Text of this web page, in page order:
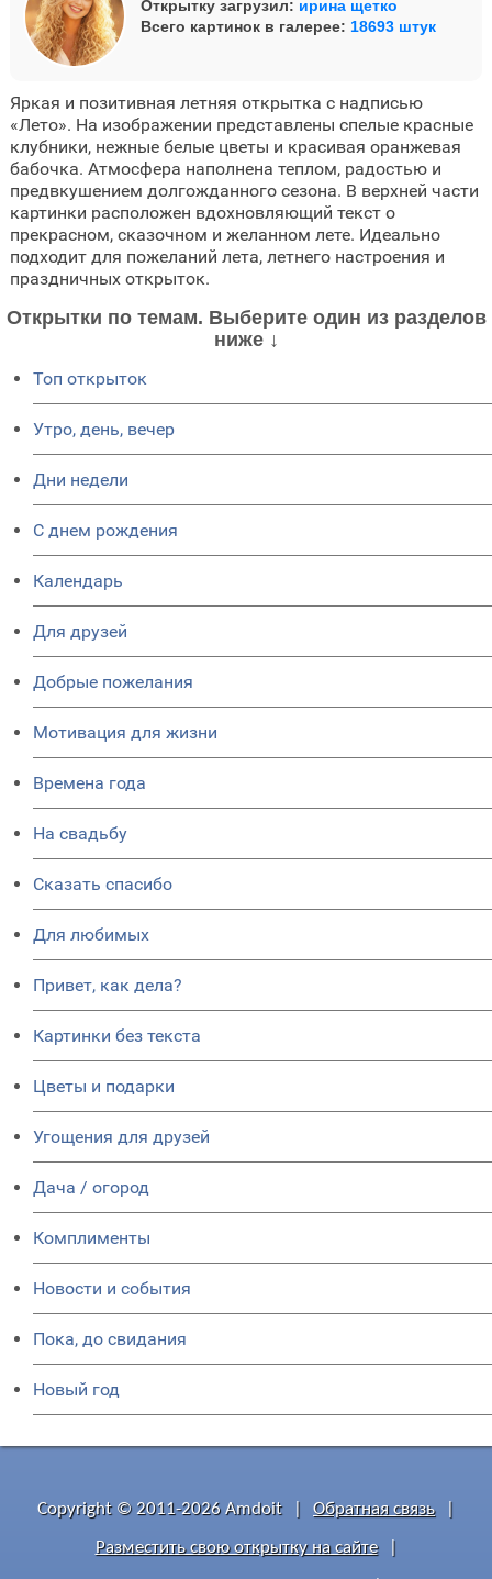
Открытку загрузил: ирина щетко
Всего картинок в галерее: 18693 штук
Яркая и позитивная летняя открытка с надписью
«Лето». На изображении представлены спелые красные
клубники, нежные белые цветы и красивая оранжевая
бабочка. Атмосфера наполнена теплом, радостью и
предвкушением долгожданного сезона. В верхней части
картинки расположен вдохновляющий текст о
прекрасном, сказочном и желанном лете. Идеально
подходит для пожеланий лета, летнего настроения и
праздничных открыток.
Открытки по темам. Выберите один из разделов
ниже ↓
Топ открыток
Утро, день, вечер
Дни недели
C днем рождения
Календарь
Для друзей
Добрые пожелания
Мотивация для жизни
Времена года
На свадьбу
Сказать спасибо
Для любимых
Привет, как дела?
Картинки без текста
Цветы и подарки
Угощения для друзей
Дача / огород
Комплименты
Новости и события
Пока, до свидания
Новый год
Copyright © 2011-2026 Amdoit Обратная связь
Разместить свою открытку на сайте